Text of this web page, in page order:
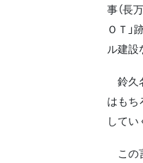
事（長
ＯＴ」
ル建設
鈴久
はもち
してい
この